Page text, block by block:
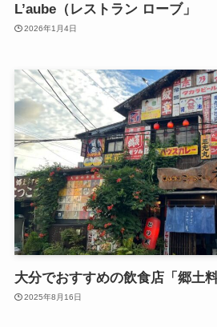
L’aube（レストラン ローブ」
2026年1月4日
大分でおすすめの飲食店「郷土
2025年8月16日